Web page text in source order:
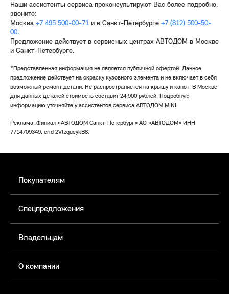
Наши ассистенты сервиса проконсультируют Вас более подробно,
звоните:
Москва +7 495 500-00-71 и в Санкт-Петербурге +7 (812) 500-50-
00.
Предложение действует в сервисных центрах АВТОДОМ в Москве
и Санкт-Петербурге.
*Представленная информация не является публичной офертой. Данное
предложение действует на окраску кузовного элемента и не включает в себя
возможный ремонт детали. Не распространяется на крышу и капот. В Москве
для данных деталей стоимость составит 24 900 рублей. Подробную
информацию уточняйте у ассистентов сервиса АВТОДОМ MINI.
Реклама. Филиал «АВТОДОМ Санкт-Петербург» АО «АВТОДОМ» ИНН
7714709349, erid 2VtzqucykB8.
Покупателям
Спецпредложения
Владельцам
О компании